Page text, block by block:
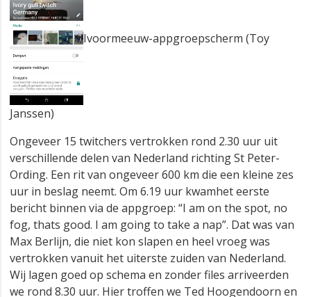
Ivoormeeuw-appgroepscherm (Toy
Janssen)
Ongeveer 15 twitchers vertrokken rond 2.30 uur uit
verschillende delen van Nederland richting St Peter-
Ording. Een rit van ongeveer 600 km die een kleine zes
uur in beslag neemt. Om 6.19 uur kwamhet eerste
bericht binnen via de appgroep: “I am on the spot, no
fog, thats good. I am going to take a nap”. Dat was van
Max Berlijn, die niet kon slapen en heel vroeg was
vertrokken vanuit het uiterste zuiden van Nederland.
Wij lagen goed op schema en zonder files arriveerden
we rond 8.30 uur. Hier troffen we Ted Hoogendoorn en